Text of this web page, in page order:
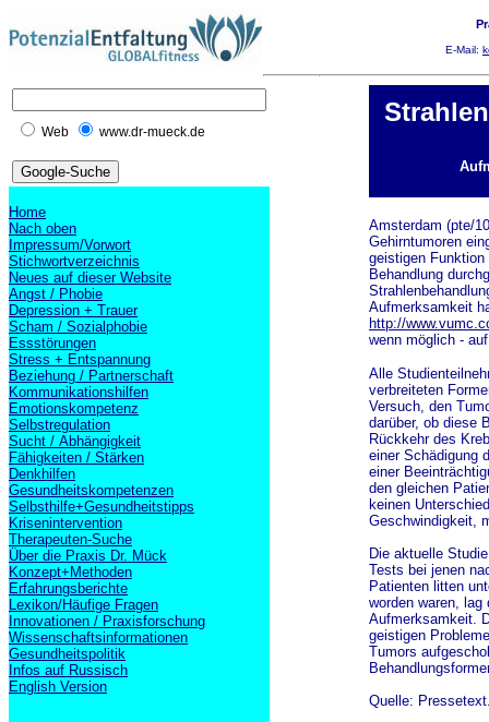
E-Mail:
Web www.dr-mueck.de
Home
Nach oben
Impressum/Vorwort
Stichwortverzeichnis
Neues auf dieser Website
Angst / Phobie
Depression + Trauer
Scham / Sozialphobie
Essstörungen
Stress + Entspannung
Beziehung / Partnerschaft
Kommunikationshilfen
Emotionskompetenz
Selbstregulation
Sucht / Abhängigkeit
Fähigkeiten / Stärken
Denkhilfen
Gesundheitskompetenzen
Selbsthilfe+Gesundheitstipps
Krisenintervention
Therapeuten-Suche
Über die Praxis Dr. Mück
Konzept+Methoden
Erfahrungsberichte
Lexikon/Häufige Fragen
Innovationen / Praxisforschung
Wissenschaftsinformationen
Gesundheitspolitik
Infos auf Russisch
English Version
Amsterdam (pte/
Gehirntumoren
geistigen
Behandlung
Aufmerksamkeit
http://
wenn möglich -
Alle
verbreiteten
Versuch, den
darüber, ob diese
Rückkehr des
einer Schädigung
einer
den gleichen
keinen
Geschwindigkeit,
Die aktuelle
Tests bei jenen
Patienten litten
worden waren,
Aufmerksamkeit.
geistigen
Tumors
Quelle: